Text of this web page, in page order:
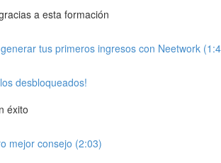
a esta formación
tus primeros ingresos con Neetwork
desbloqueados!
éxito
mejor consejo (2:03)